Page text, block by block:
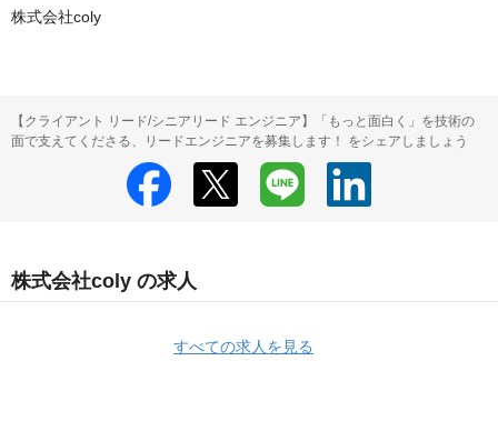
株式会社coly
【クライアント リード/シニアリード エンジニア】「もっと面白く」を技術の
面で支えてくださる、リードエンジニアを募集します！ をシェアしましょう
株式会社coly の求人
すべての求人を見る